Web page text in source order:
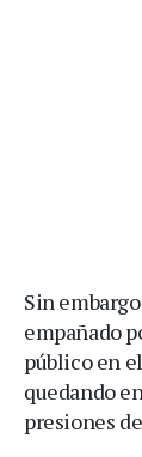
Sin
empañado
público en
quedando
presiones